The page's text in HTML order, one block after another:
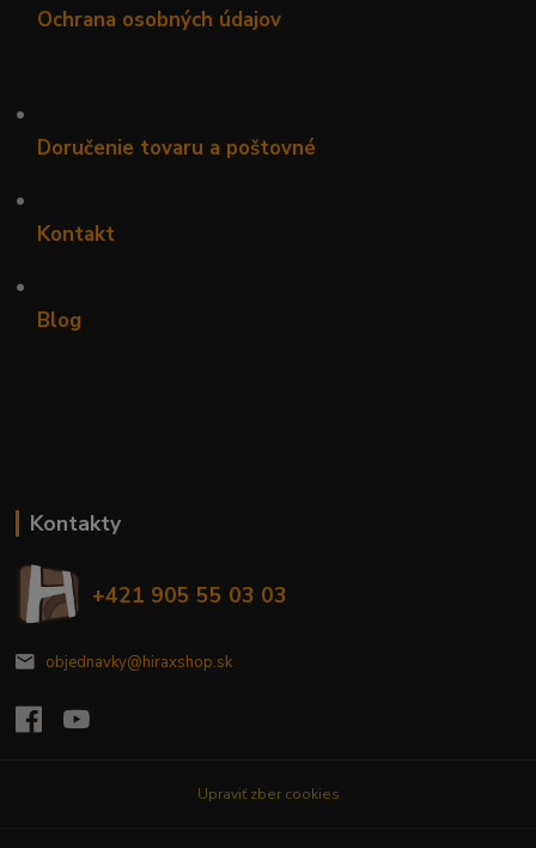
Ochrana osobných údajov
•
Doručenie tovaru a poštovné
•
Kontakt
•
Blog
Kontakty
+421 905 55 03 03
objednavky@hiraxshop.sk
Upraviť zber cookies